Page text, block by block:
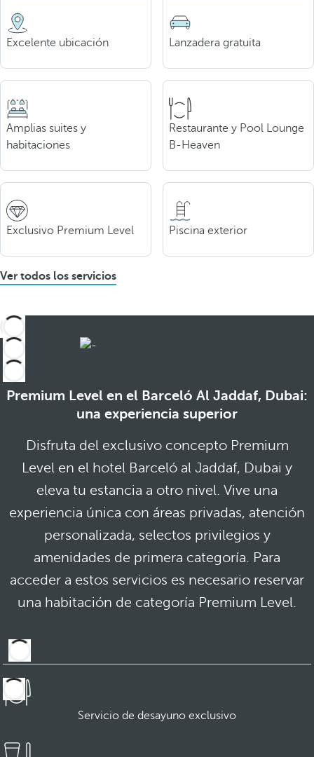
Excelente ubicación Lanzadera gratuita
Amplias suites y
habitaciones
Restaurante y Pool Lounge
B-Heaven
Exclusivo Premium Level Piscina exterior
Ver todos los servicios
Premium Level en el Barceló Al Jaddaf, Dubai:
una experiencia superior
Disfruta del exclusivo concepto Premium
Level en el hotel Barceló al Jaddaf, Dubai y
eleva tu estancia a otro nivel. Vive una
experiencia única con áreas privadas, atención
personalizada, selectos privilegios y
amenidades de primera categoría. Para
acceder a estos servicios es necesario reservar
una habitación de categoría Premium Level.
Servicio de desayuno exclusivo